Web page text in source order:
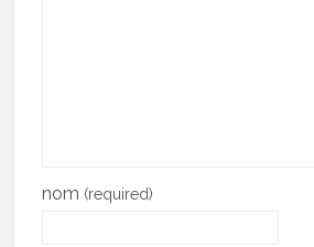
nom (required)